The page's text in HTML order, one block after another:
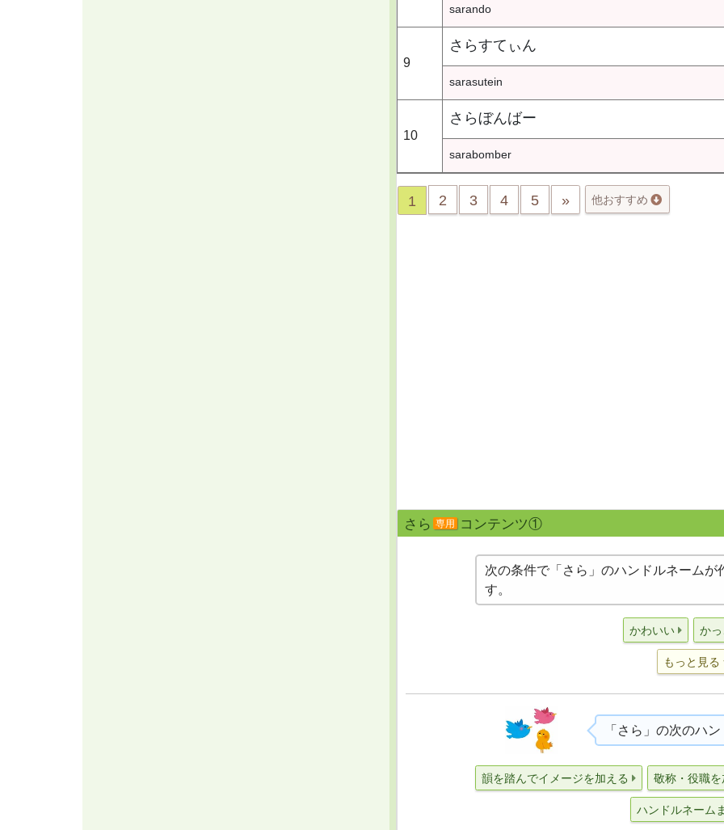
sarando
9
さらすてぃん
sarasutein
10
さらぼんばー
sarabomber
1 2 3 4 5 » 他おすすめ
さら 専用 コンテンツ①
次の条件で「さら」のハンドルネームが
す。
かわいい か
もっと見る
「さら」の次のハ
韻を踏んでイメージを加える 敬称・役職を
ハンドルネーム